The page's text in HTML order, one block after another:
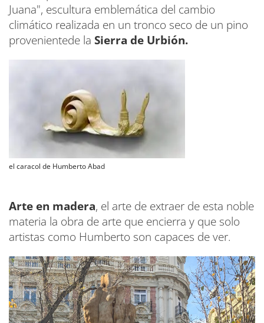
Juana", escultura emblemática del cambio
climático realizada en un tronco seco de un pino
provenientede la Sierra de Urbión.
el caracol de Humberto Abad
Arte en madera, el arte de extraer de esta noble
materia la obra de arte que encierra y que solo
artistas como Humberto son capaces de ver.